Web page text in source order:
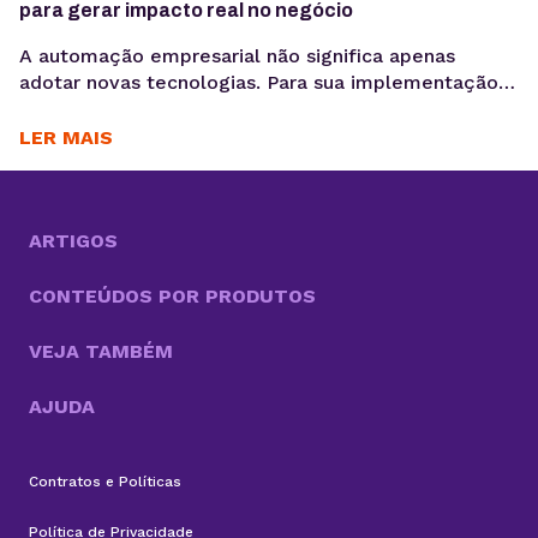
para gerar impacto real no negócio
A automação empresarial não significa apenas
adotar novas tecnologias. Para sua implementação
trabalho que reduzam tarefas repetitivas. Ou
tarefas necessárias para competir no mercado, a
LER MAIS
ARTIGOS
CONTEÚDOS POR PRODUTOS
VEJA TAMBÉM
AJUDA
Contratos e Políticas
Política de Privacidade